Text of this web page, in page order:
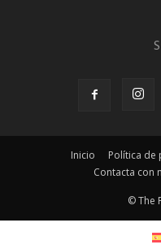
Inicio Política de
Contacta con
© The